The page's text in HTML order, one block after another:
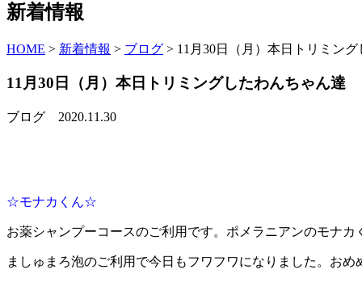
新着情報
HOME > 新着情報 > ブログ > 11月30日（月）本日トリミン
11月30日（月）本日トリミングしたわんちゃん達
ブログ 2020.11.30
☆モナカくん☆
お薬シャンプーコースのご利用です。ポメラニアンのモナカ
ましゅまろ泡のご利用で今日もフワフワになりました。おめ